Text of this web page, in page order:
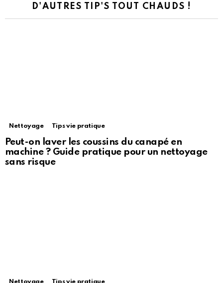
D'AUTRES TIP'S TOUT CHAUDS !
Nettoyage Tips vie pratique
Peut-on laver les coussins du canapé en
machine ? Guide pratique pour un nettoyage
sans risque